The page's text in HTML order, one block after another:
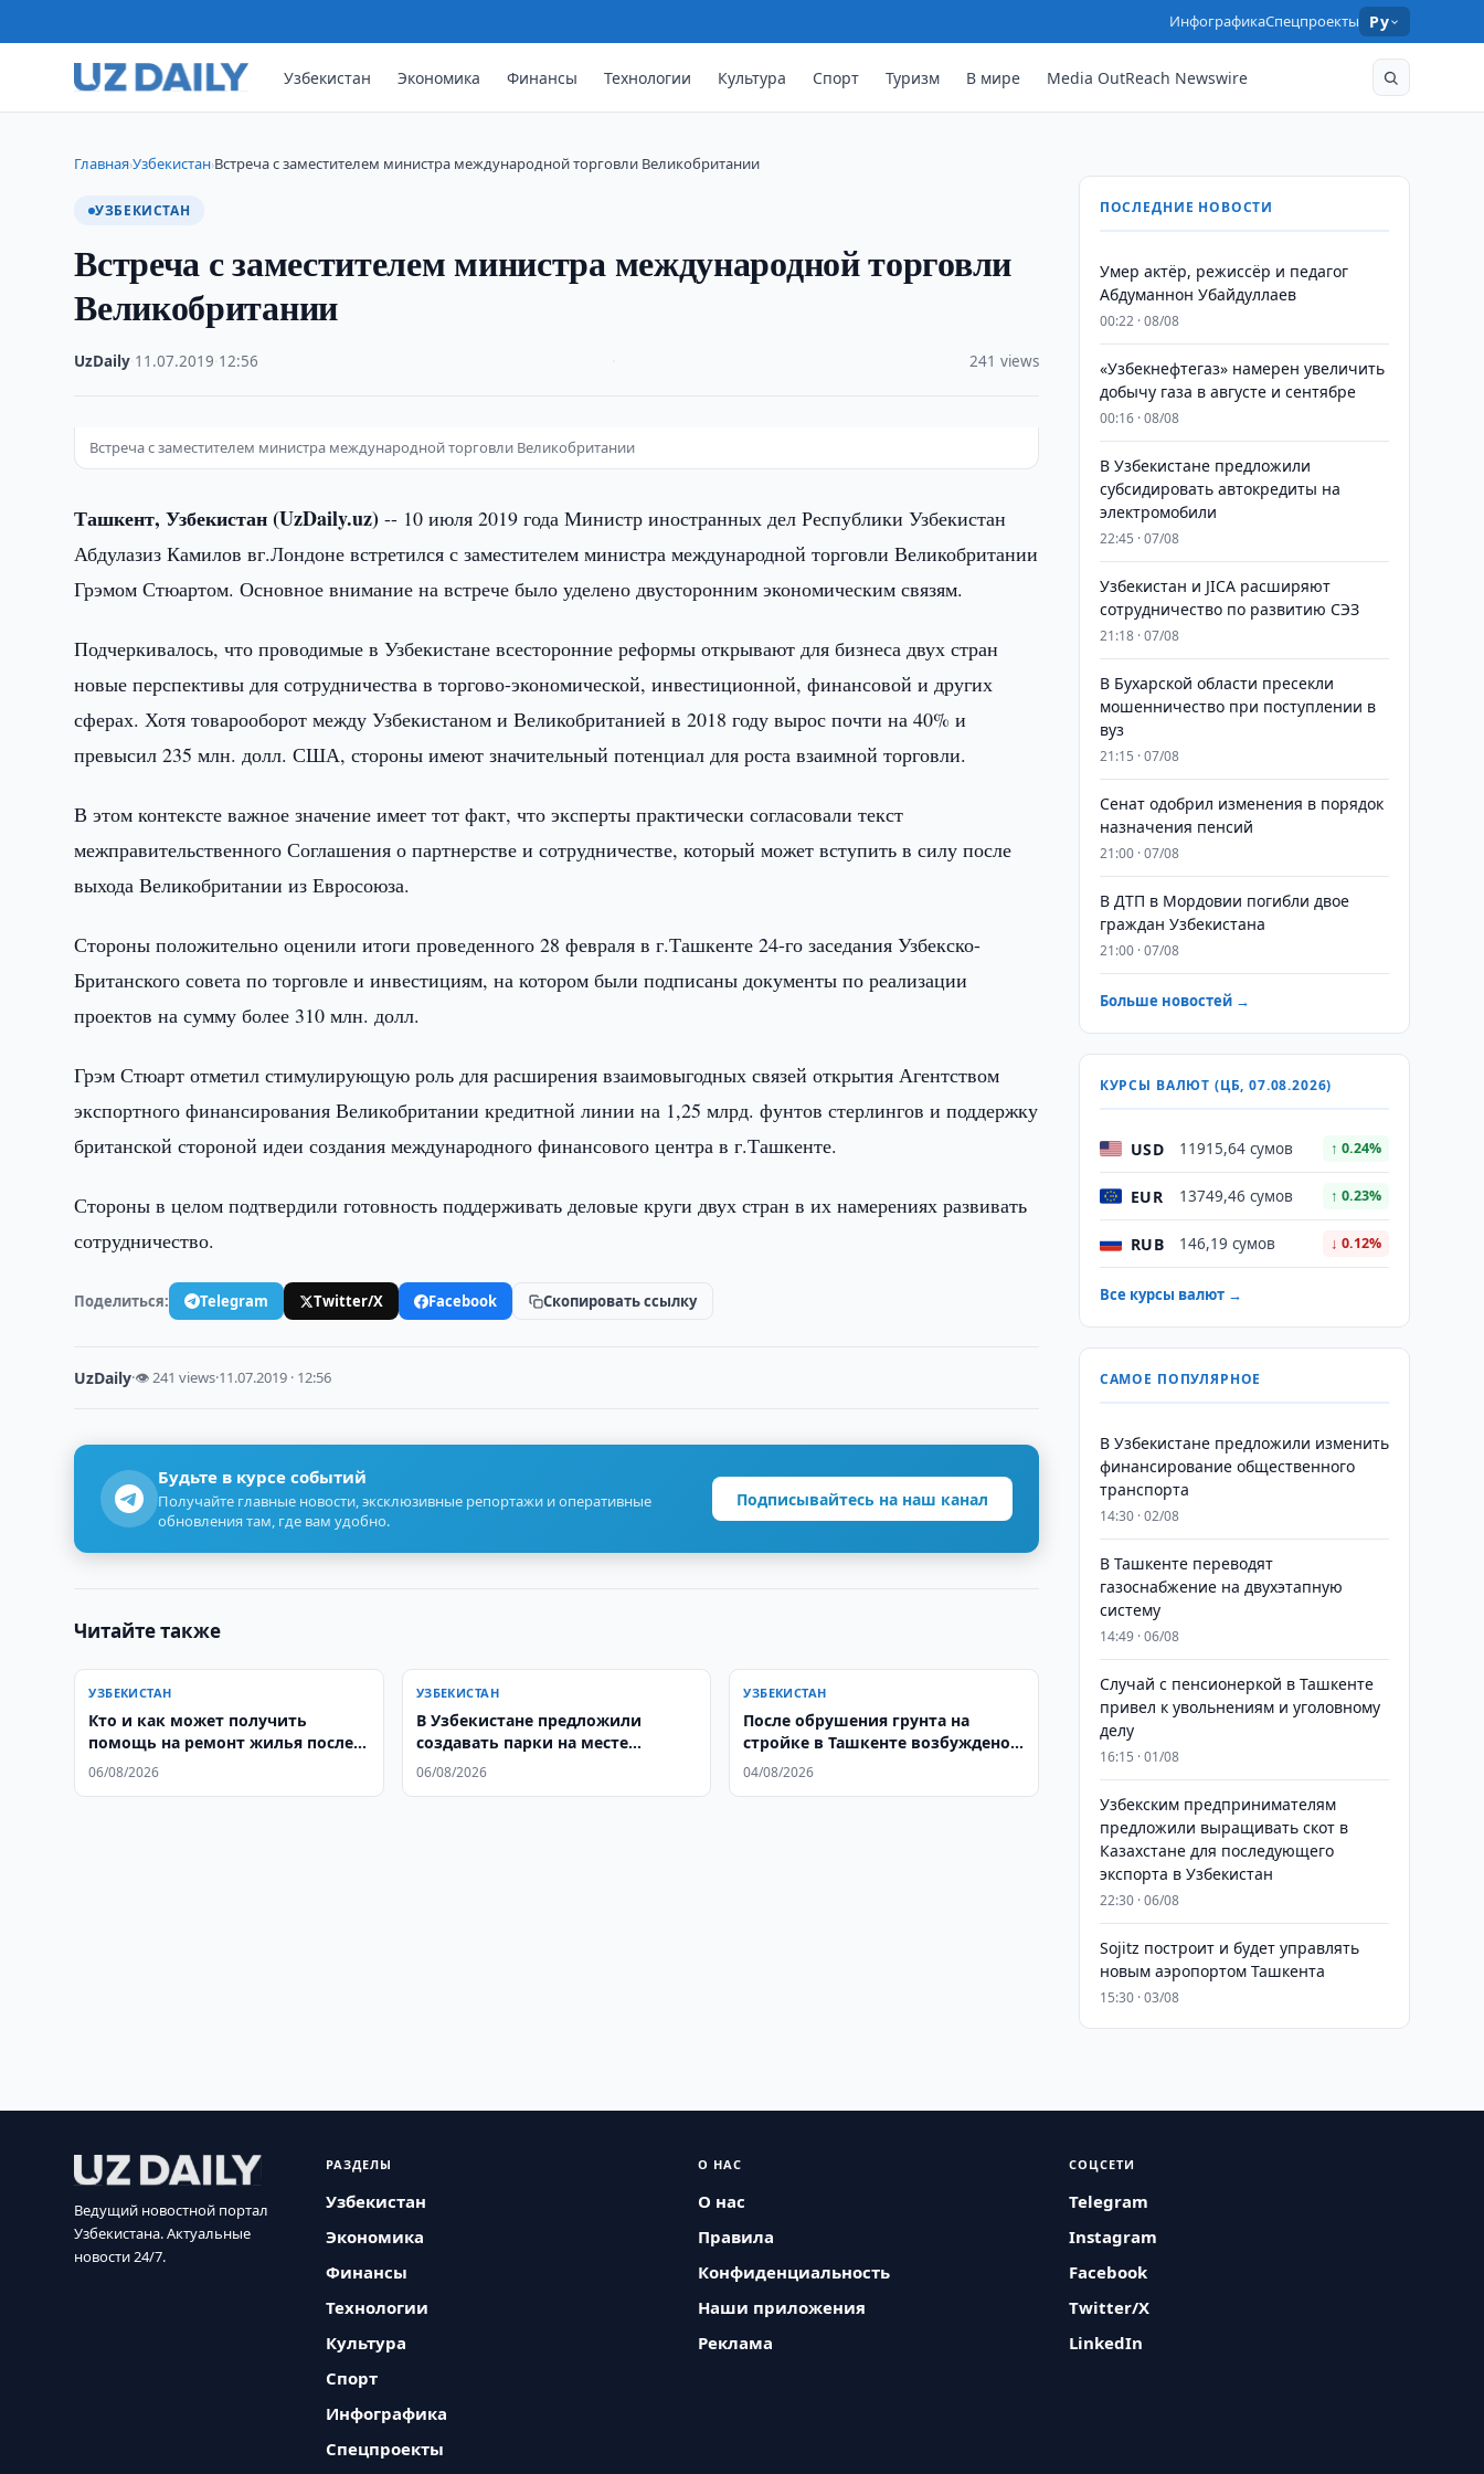
ИнфографикаСпецпроекты Ру
Узбекистан Экономика Финансы Технологии Культура Спорт Туризм В мире Media OutReach Newswire
Главная›Узбекистан›Встреча с заместителем министра международной торговли Великобритании
УЗБЕКИСТАН
Встреча с заместителем министра международной торговли
Великобритании
UzDaily 11.07.2019 12:56 241 views
Встреча с заместителем министра международной торговли Великобритании
Ташкент, Узбекистан (UzDaily.uz)-- 10 июля 2019 года Министр иностранных дел Республики Узбекистан
Абдулазиз Камилов вг.Лондоне встретился с заместителем министра международной торговли Великобритании
Грэмом Стюартом. Основное внимание на встрече было уделено двусторонним экономическим связям.
Подчеркивалось, что проводимые в Узбекистане всесторонние реформы открывают для бизнеса двух стран
новые перспективы для сотрудничества в торгово-экономической, инвестиционной, финансовой и других
сферах. Хотя товарооборот между Узбекистаном и Великобританией в 2018 году вырос почти на 40% и
превысил 235 млн. долл. США, стороны имеют значительный потенциал для роста взаимной торговли.
В этом контексте важное значение имеет тот факт, что эксперты практически согласовали текст
межправительственного Соглашения о партнерстве и сотрудничестве, который может вступить в силу после
выхода Великобритании из Евросоюза.
Стороны положительно оценили итоги проведенного 28 февраля в г.Ташкенте 24-го заседания Узбекско-
Британского совета по торговле и инвестициям, на котором были подписаны документы по реализации
проектов на сумму более 310 млн. долл.
Грэм Стюарт отметил стимулирующую роль для расширения взаимовыгодных связей открытия Агентством
экспортного финансирования Великобритании кредитной линии на 1,25 млрд. фунтов стерлингов и поддержку
британской стороной идеи создания международного финансового центра в г.Ташкенте.
Стороны в целом подтвердили готовность поддерживать деловые круги двух стран в их намерениях развивать
сотрудничество.
Поделиться: Telegram Twitter/X Facebook Скопировать ссылку
UzDaily·👁 241 views·11.07.2019 · 12:56
Будьте в курсе событий
Получайте главные новости, эксклюзивные репортажи и оперативные
обновления там, где вам удобно.
Подписывайтесь на наш канал
Читайте также
УЗБЕКИСТАН
Кто и как может получить
помощь на ремонт жилья после
пожара или стихийного бедствия
06/08/2026
УЗБЕКИСТАН
В Узбекистане предложили
создавать парки на месте
госучреждений
06/08/2026
УЗБЕКИСТАН
После обрушения грунта на
стройке в Ташкенте возбуждено
уголовное дело
04/08/2026
ПОСЛЕДНИЕ НОВОСТИ
Умер актёр, режиссёр и педагог
Абдуманнон Убайдуллаев
00:22 · 08/08
«Узбекнефтегаз» намерен увеличить
добычу газа в августе и сентябре
00:16 · 08/08
В Узбекистане предложили
субсидировать автокредиты на
электромобили
22:45 · 07/08
Узбекистан и JICA расширяют
сотрудничество по развитию СЭЗ
21:18 · 07/08
В Бухарской области пресекли
мошенничество при поступлении в
вуз
21:15 · 07/08
Сенат одобрил изменения в порядок
назначения пенсий
21:00 · 07/08
В ДТП в Мордовии погибли двое
граждан Узбекистана
21:00 · 07/08
Больше новостей →
КУРСЫ ВАЛЮТ (ЦБ, 07.08.2026)
USD 11915,64 сумов ↑ 0.24%
EUR 13749,46 сумов ↑ 0.23%
RUB 146,19 сумов ↓ 0.12%
Все курсы валют →
САМОЕ ПОПУЛЯРНОЕ
В Узбекистане предложили изменить
финансирование общественного
транспорта
14:30 · 02/08
В Ташкенте переводят
газоснабжение на двухэтапную
систему
14:49 · 06/08
Случай с пенсионеркой в Ташкенте
привел к увольнениям и уголовному
делу
16:15 · 01/08
Узбекским предпринимателям
предложили выращивать скот в
Казахстане для последующего
экспорта в Узбекистан
22:30 · 06/08
Sojitz построит и будет управлять
новым аэропортом Ташкента
15:30 · 03/08
Ведущий новостной портал
Узбекистана. Актуальные
новости 24/7.
РАЗДЕЛЫ
Узбекистан
Экономика
Финансы
Технологии
Культура
Спорт
Инфографика
Спецпроекты
О НАС
О нас
Правила
Конфиденциальность
Наши приложения
Реклама
СОЦСЕТИ
Telegram
Instagram
Facebook
Twitter/X
LinkedIn